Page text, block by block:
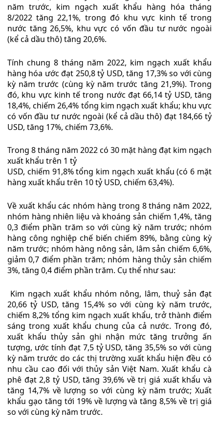
năm trước, kim ngạch xuất khẩu hàng hóa tháng
8/2022 tăng 22,1%, trong đó khu vực kinh tế trong
nước tăng 26,5%, khu vực có vốn đầu tư nước ngoài
(kể cả dầu thô) tăng 20,6%.
Tính chung 8 tháng năm 2022, kim ngạch xuất khẩu
hàng hóa ước đạt 250,8 tỷ USD, tăng 17,3% so với cùng
kỳ năm trước (cùng kỳ năm trước tăng 21,9%). Trong
đó, khu vực kinh tế trong nước đạt 66,14 tỷ USD, tăng
18,4%, chiếm 26,4% tổng kim ngạch xuất khẩu; khu vực
có vốn đầu tư nước ngoài (kể cả dầu thô) đạt 184,66 tỷ
USD, tăng 17%, chiếm 73,6%.
Trong 8 tháng năm 2022 có 30 mặt hàng đạt kim ngạch
xuất khẩu trên 1 tỷ
USD, chiếm 91,8% tổng kim ngạch xuất khẩu (có 6 mặt
hàng xuất khẩu trên 10 tỷ USD, chiếm 63,4%).
Về xuất khẩu các nhóm hàng trong 8 tháng năm 2022,
nhóm hàng nhiên liệu và khoáng sản chiếm 1,4%, tăng
0,3 điểm phần trăm so với cùng kỳ năm trước; nhóm
hàng công nghiệp chế biến chiếm 89%, bằng cùng kỳ
năm trước; nhóm hàng nông sản, lâm sản chiếm 6,6%,
giảm 0,7 điểm phần trăm; nhóm hàng thủy sản chiếm
3%, tăng 0,4 điểm phần trăm. Cụ thể như sau:
Kim ngạch xuất khẩu nhóm nông, lâm, thuỷ sản đạt
20,66 tỷ USD, tăng 15,4% so với cùng kỳ năm trước,
chiếm 8,2% tổng kim ngạch xuất khẩu, trở thành điểm
sáng trong xuất khẩu chung của cả nước. Trong đó,
xuất khẩu thủy sản ghi nhận mức tăng trưởng ấn
tượng, ước tính đạt 7,5 tỷ USD, tăng 35,5% so với cùng
kỳ năm trước do các thị trường xuất khẩu hiện đều có
nhu cầu cao đối với thủy sản Việt Nam. Xuất khẩu cà
phê đạt 2,8 tỷ USD, tăng 39,6% về trị giá xuất khẩu và
tăng 14,7% về lượng so với cùng kỳ năm trước; Xuất
khẩu gạo tăng tới 19% về lượng và tăng 8,5% về trị giá
so với cùng kỳ năm trước.